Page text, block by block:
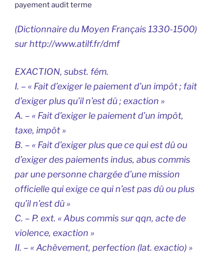
payement audit terme
(Dictionnaire du Moyen Français 1330-1500)
sur http://www.atilf.fr/dmf
EXACTION, subst. fém.
I. – « Fait d’exiger le paiement d’un impôt ; fait
d’exiger plus qu’il n’est dû ; exaction »
A. – « Fait d’exiger le paiement d’un impôt,
taxe, impôt »
B. – « Fait d’exiger plus que ce qui est dû ou
d’exiger des paiements indus, abus commis
par une personne chargée d’une mission
officielle qui exige ce qui n’est pas dû ou plus
qu’il n’est dû »
C. – P. ext. « Abus commis sur qqn, acte de
violence, exaction »
II. – « Achèvement, perfection (lat. exactio) »